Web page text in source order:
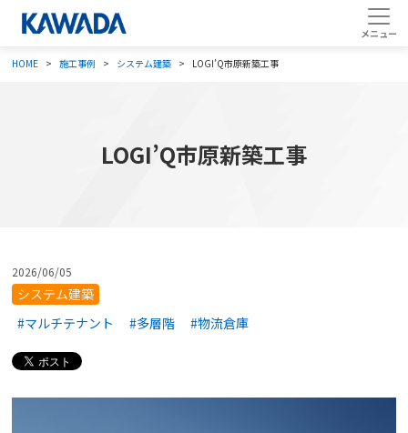
HOME 施工事例 システム建築 LOGI’Q市原新築工事
LOGI’Q市原新築工事
2026/06/05
システム建築
#マルチテナント
#多層階 #物流倉庫